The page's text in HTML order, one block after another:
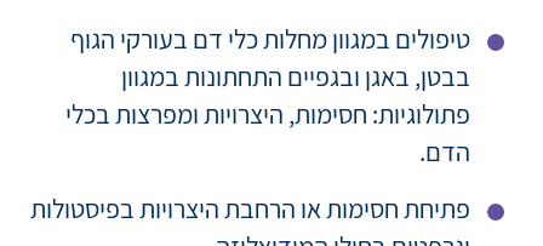
טיפולים במגוון מחלות כלי דם בעורקי הגוף
בבטן, באגן ובגפיים התחתונות במגוון
פתולוגיות: חסימות, היצרויות ומפרצות בכלי
הדם.
פתיחת חסימות או הרחבת היצרויות בפיסטולות